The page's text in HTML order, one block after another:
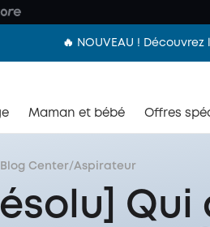
🔥 NOUVEAU !
Maman et bébé Offres
Blog Center/Aspirateur